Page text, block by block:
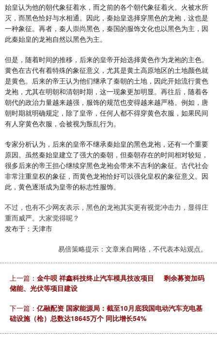
始皇认为他的朝代象征着水，而之前的各个朝代象征着火。火被水所
灭，而黑色恰好与水相通。因此，秦始皇选择穿黑色的龙袍，这也是
一种象征。再者，秦人崇尚黑色，秦国的服饰文化也以黑色为主，因
此秦始皇的龙袍自然以黑色为主。
但是，随着时间的推移，后来的皇帝开始选择黄色作为龙袍的主色。
黄色在古代有着特殊的象征意义，尤其是黄土高原地区的土地颜色就
是黄色。后来的帝王认为他们继承了秦朝的土地，因此开始流行黄色
龙袍，尤其在明朝和清朝时期，这一现象更加明显。再往后，随着各
朝代的政治力量越来越强，服饰的规范也变得越来越严格。例如，唐
朝时期就明确规定，除了皇帝，任何人都不得穿黄色衣服，如果民间
有人穿黄色衣服，会被视为叛乱行为。
专家分析认为，后来的皇帝不继承秦始皇的黑色龙袍，还有一个重要
原因。虽然秦始皇建立了强大的秦朝，但秦朝存在的时间相对较短，
很多后来的帝王担心继续穿黑色龙袍会带来不吉利的象征。古代社会
非常注重皇权的象征，而黄色龙袍恰好可以强化皇权的象征意义。因
此，黄色逐渐成为皇帝的标志性服饰。
不过，也有不少网友表示，黑色的龙袍其实更有视觉冲击力，显得庄
重而威严。大家觉得呢？
发布于：天津市
易倍策略提示：文章来自网络，不代表本站观点。
上一篇： 金牛呗 祥鑫科技终止汽车模具技改项目 剩余募资加码
储能、光伏等项目建设
下一篇： 亿融配资 国家能源局：截至10月底我国电动汽车充电基
础设施（枪）总数达18645万个 同比增长54%